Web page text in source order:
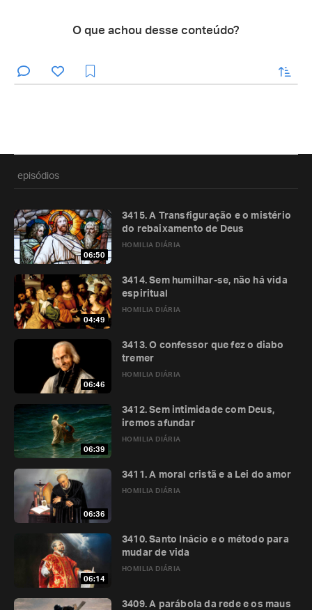
O que achou desse conteúdo?
enviar
episódios
06:50
HOMILIA DIÁRIA
3415. A Transfiguração e o mistério
do rebaixamento de Deus
04:49
HOMILIA DIÁRIA
3414. Sem humilhar-se, não há vida
espiritual
06:46
HOMILIA DIÁRIA
3413. O confessor que fez o diabo
tremer
06:39
HOMILIA DIÁRIA
3412. Sem intimidade com Deus,
iremos afundar
06:36
HOMILIA DIÁRIA
3411. A moral cristã e a Lei do amor
06:14
HOMILIA DIÁRIA
3410. Santo Inácio e o método para
mudar de vida
3409. A parábola da rede e os maus